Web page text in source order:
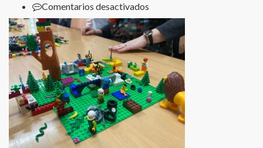
Comentarios desactivados
lego
grupo